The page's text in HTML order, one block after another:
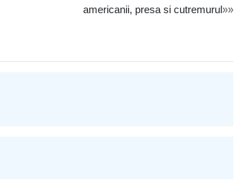
americanii, presa si cutremurul»»